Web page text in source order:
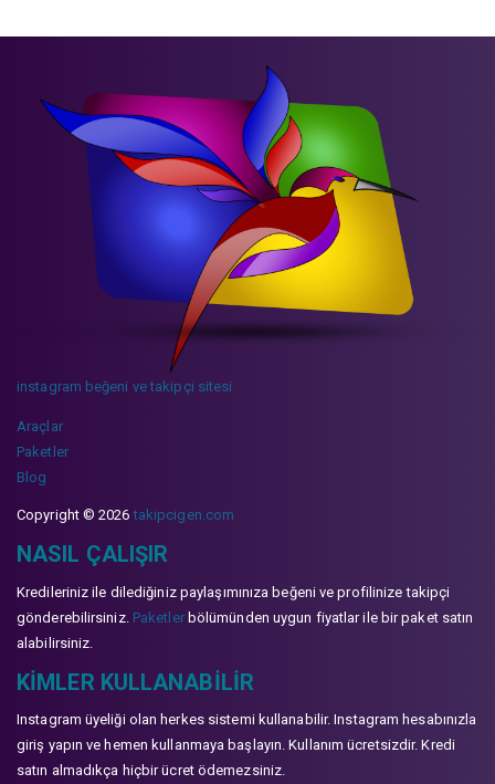
instagram beğeni ve takipçi sitesi
Araçlar
Paketler
Blog
Copyright © 2026takipcigen.com
NASIL ÇALIŞIR
Kredileriniz ile dilediğiniz paylaşımınıza beğeni ve profilinize takipçi
gönderebilirsiniz. Paketlerbölümünden uygun fiyatlar ile bir paket satın
alabilirsiniz.
KIMLER KULLANABILIR
Instagram üyeliği olan herkes sistemi kullanabilir. Instagram hesabınızla
giriş yapın ve hemen kullanmaya başlayın. Kullanım ücretsizdir. Kredi
satın almadıkça hiçbir ücret ödemezsiniz.